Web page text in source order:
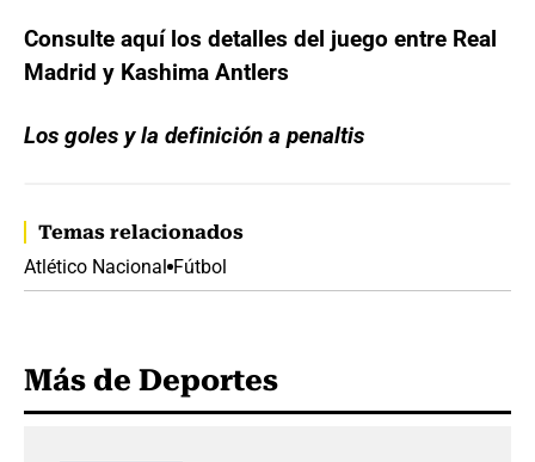
Consulte aquí los detalles del juego entre Real
Madrid y Kashima Antlers
Los goles y la definición a penaltis
Temas relacionados
Atlético Nacional Fútbol
Más de Deportes